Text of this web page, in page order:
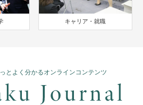
キャリア・就職
とよく分かるオンラインコンテンツ